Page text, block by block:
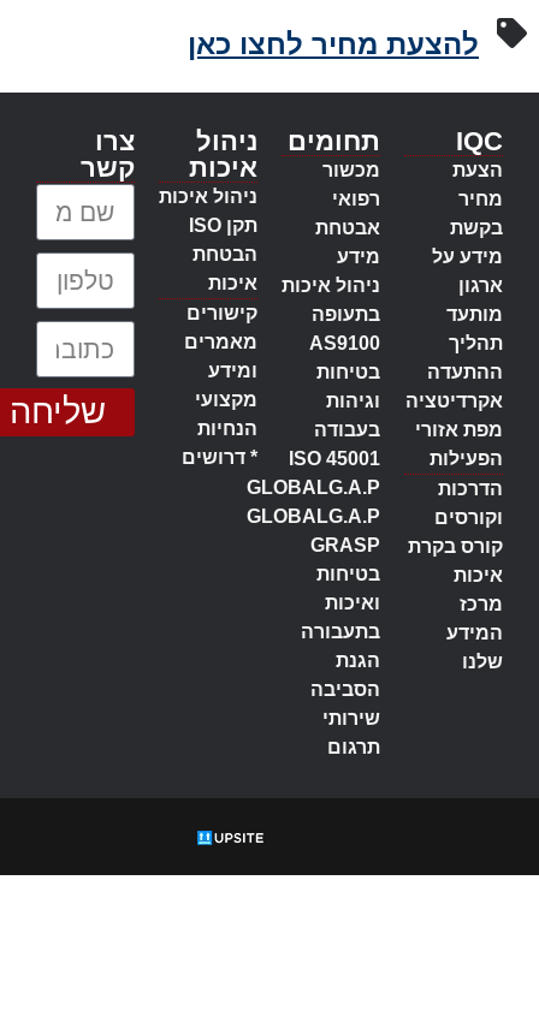
להצעת מחיר לחצו כאן
IQC
הצעת
מחיר
בקשת
מידע על
ארגון
מותעד
תהליך
ההתעדה
אקרדיטציה
מפת אזורי
הפעילות
הדרכות
וקורסים
קורס בקרת
איכות
מרכז
המידע
שלנו
תחומים
מכשור
רפואי
אבטחת
מידע
ניהול איכות
בתעופה
AS9100
בטיחות
וגיהות
בעבודה
ISO 45001
GLOBALG.A.P
GLOBALG.A.P
GRASP
בטיחות
ואיכות
בתעבורה
הגנת
הסביבה
שירותי
תרגום
ניהול
איכות
ניהול איכות
תקן ISO
הבטחת
איכות
קישורים
מאמרים
ומידע
מקצועי
הנחיות
* דרושים
צרו
קשר
שליחה